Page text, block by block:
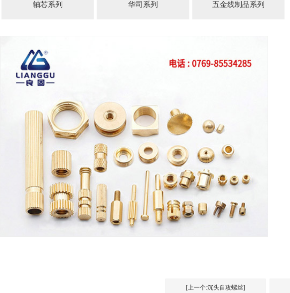
轴芯系列 华司系列 五金线制品系列
[上一个:沉头自攻螺丝]